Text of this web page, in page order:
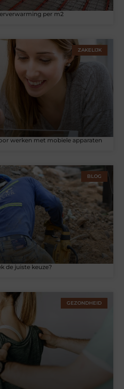
per m2
ZAKELIJK
werken met mobiele apparaten
BLOG
de juiste keuze?
GEZONDHEID